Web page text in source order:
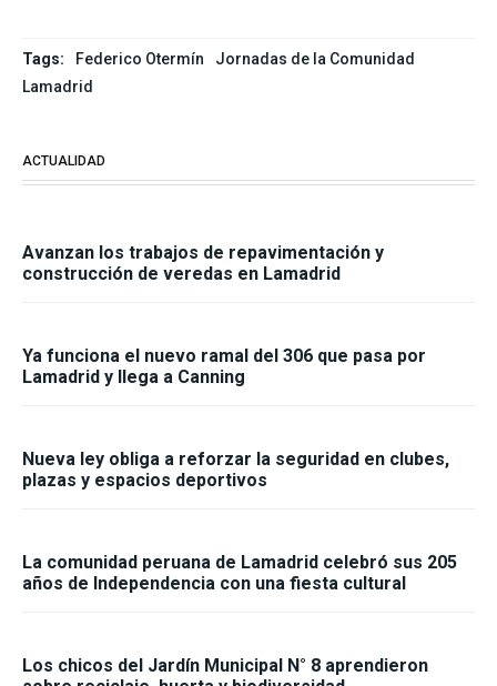
Tags: Federico Otermín
Jornadas de la Comunidad
Lamadrid
ACTUALIDAD
Avanzan los trabajos de repavimentación y
construcción de veredas en Lamadrid
Ya funciona el nuevo ramal del 306 que pasa por
Lamadrid y llega a Canning
Nueva ley obliga a reforzar la seguridad en clubes,
plazas y espacios deportivos
La comunidad peruana de Lamadrid celebró sus 205
años de Independencia con una fiesta cultural
Los chicos del Jardín Municipal N° 8 aprendieron